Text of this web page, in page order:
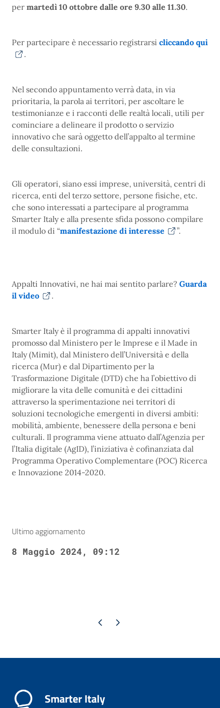
per martedì 10 ottobre dalle ore 9.30 alle 11.30.
Per partecipare è necessario registrarsi cliccando qui
.
Nel secondo appuntamento verrà data, in via
prioritaria, la parola ai territori, per ascoltare le
testimonianze e i racconti delle realtà locali, utili per
cominciare a delineare il prodotto o servizio
innovativo che sarà oggetto dell’appalto al termine
delle consultazioni.
Gli operatori, siano essi imprese, università, centri di
ricerca, enti del terzo settore, persone fisiche, etc.
che sono interessati a partecipare al programma
Smarter Italy e alla presente sfida possono compilare
il modulo di “manifestazione di interesse ”.
Appalti Innovativi, ne hai mai sentito parlare? Guarda
il video
.
Smarter Italy è il programma di appalti innovativi
promosso dal Ministero per le Imprese e il Made in
Italy (Mimit), dal Ministero dell’Università e della
ricerca (Mur) e dal Dipartimento per la
Trasformazione Digitale (DTD) che ha l’obiettivo di
migliorare la vita delle comunità e dei cittadini
attraverso la sperimentazione nei territori di
soluzioni tecnologiche emergenti in diversi ambiti:
mobilità, ambiente, benessere della persona e beni
culturali. Il programma viene attuato dall’Agenzia per
l’Italia digitale (AgID), l’iniziativa è cofinanziata dal
Programma Operativo Complementare (POC) Ricerca
e Innovazione 2014-2020.
Ultimo aggiornamento
8 Maggio 2024, 09:12
Pagina precedente
Pagina successiva
Smarter Italy